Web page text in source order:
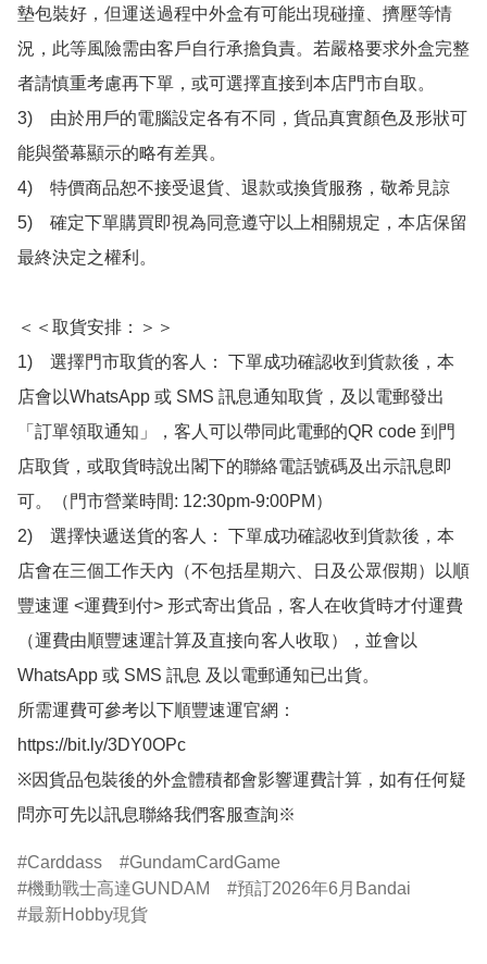
墊包裝好，但運送過程中外盒有可能出現碰撞、擠壓等情
況，此等風險需由客戶自行承擔負責。若嚴格要求外盒完整
者請慎重考慮再下單，或可選擇直接到本店門市自取。
3)　由於用戶的電腦設定各有不同，貨品真實顏色及形狀可
能與螢幕顯示的略有差異。
4)　特價商品恕不接受退貨、退款或換貨服務，敬希見諒
5)　確定下單購買即視為同意遵守以上相關規定，本店保留
最終決定之權利。
＜＜取貨安排：＞＞
1)　選擇門市取貨的客人： 下單成功確認收到貨款後，本
店會以WhatsApp 或 SMS 訊息通知取貨，及以電郵發出
「訂單領取通知」，客人可以帶同此電郵的QR code 到門
店取貨，或取貨時說出閣下的聯絡電話號碼及出示訊息即
可。（門市營業時間: 12:30pm-9:00PM）
2)　選擇快遞送貨的客人： 下單成功確認收到貨款後，本
店會在三個工作天內（不包括星期六、日及公眾假期）以順
豐速運 <運費到付> 形式寄出貨品，客人在收貨時才付運費
（運費由順豐速運計算及直接向客人收取），並會以
WhatsApp 或 SMS 訊息 及以電郵通知已出貨。
所需運費可參考以下順豐速運官網：
https://bit.ly/3DY0OPc
※因貨品包裝後的外盒體積都會影響運費計算，如有任何疑
問亦可先以訊息聯絡我們客服查詢※
Carddass
GundamCardGame
機動戰士高達GUNDAM
預訂2026年6月Bandai
最新Hobby現貨